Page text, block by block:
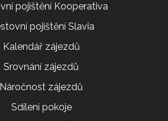
pojištění Kooperativa
pojištění Slavia
Kalendář zájezdů
Srovnání zájezdů
Náročnost zájezdů
Sdílení pokoje